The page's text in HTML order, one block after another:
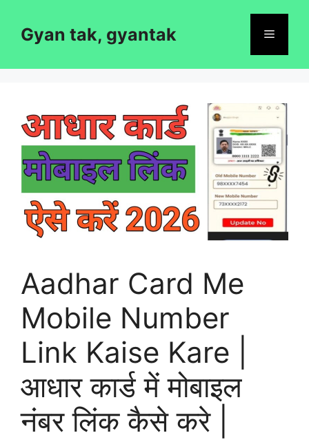
contentGyan tak, gyantak Menu
Aadhar Card Me
Mobile Number
Link Kaise Kare |
आधार कार्ड में मोबाइल
नंबर लिंक कैसे करे |